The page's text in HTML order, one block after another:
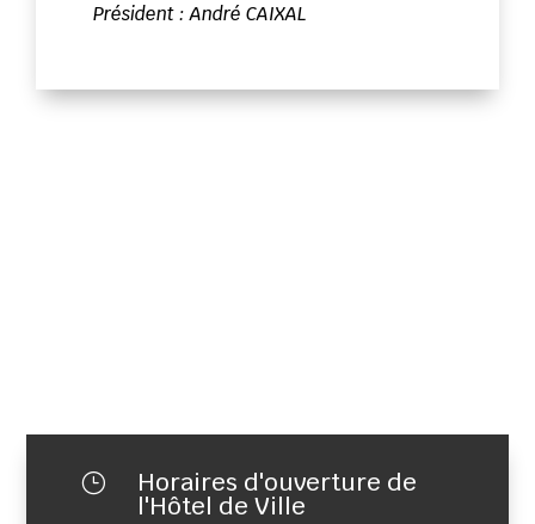
Président : André CAIXAL
} Horaires d'ouverture de
l'Hôtel de Ville